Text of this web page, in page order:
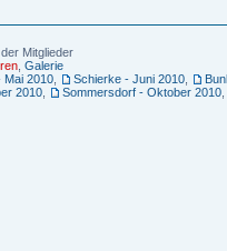
Mitglieder
Galerie
Mai 2010 Schierke - Juni 2010
2010 Sommersdorf - Oktober 2010